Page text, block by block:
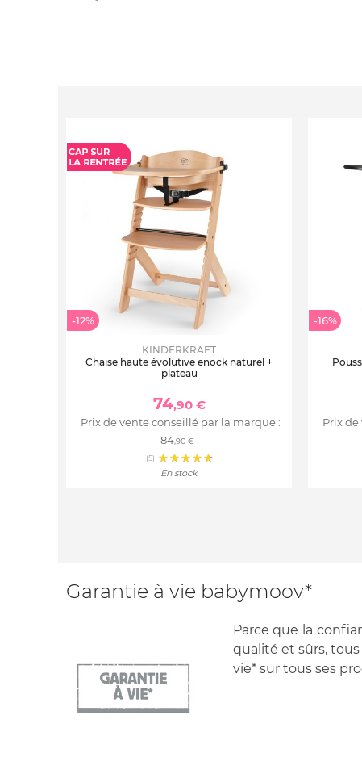
-12%
KINDERKRAFT
Chaise haute évolutive enock naturel +
plateau
74,90 €
Prix de vente conseillé par la marque :
84,90 €
(5)
En stock
-16%
Prix
Garantie à vie babymoov*
Parce que la
qualité et sûrs,
vie* sur tous ses